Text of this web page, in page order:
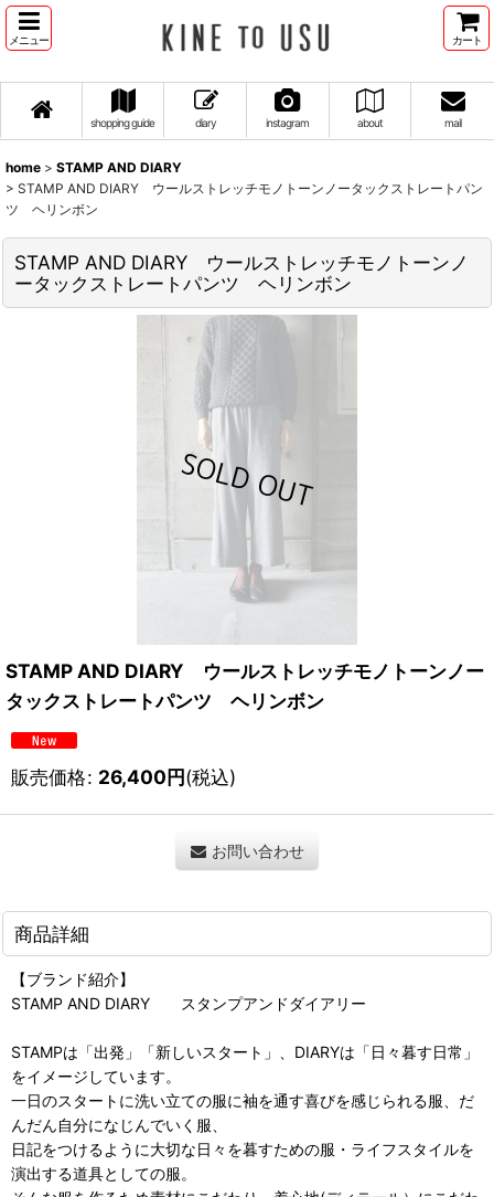
メニュー カート
shopping guide diary instagram about mail
home > STAMP AND DIARY
> STAMP AND DIARY ウールストレッチモノトーンノータックストレートパン
ツ ヘリンボン
STAMP AND DIARY ウールストレッチモノトーンノ
ータックストレートパンツ ヘリンボン
STAMP AND DIARY ウールストレッチモノトーンノー
タックストレートパンツ ヘリンボン
販売価格: 26,400円(税込)
お問い合わせ
商品詳細
【ブランド紹介】
STAMP AND DIARY スタンプアンドダイアリー
STAMPは「出発」「新しいスタート」、DIARYは「日々暮す日常」
をイメージしています。
一日のスタートに洗い立ての服に袖を通す喜びを感じられる服、だ
んだん自分になじんでいく服、
日記をつけるように大切な日々を暮すための服・ライフスタイルを
演出する道具としての服。